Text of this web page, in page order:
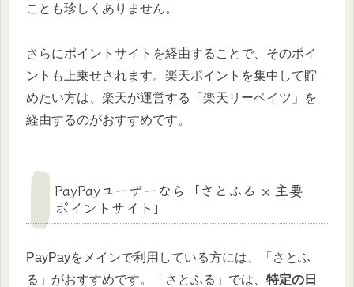
ことも珍しくありません。
さらにポイントサイトを経由することで、そのポイ
ントも上乗せされます。楽天ポイントを集中して貯
めたい方は、楽天が運営する「楽天リーベイツ」を
経由するのがおすすめです。
PayPayユーザーなら「さとふる × 主要
ポイントサイト」
PayPayをメインで利用している方には、「さとふ
る」がおすすめです。「さとふる」では、 特定の日